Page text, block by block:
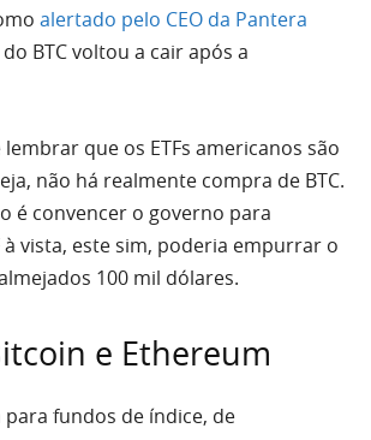
alertado pelo CEO da Pantera
BTC voltou a cair após a
que os ETFs americanos são
não há realmente compra de BTC.
é convencer o governo para
à vista, este sim, poderia empurrar o
100 mil dólares.
e Ethereum
para fundos de índice, de